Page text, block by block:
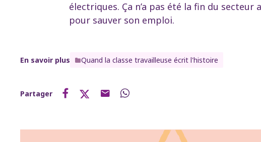
électriques. Ça n’a pas été la fin du
pour sauver son emploi.
En savoir plus Quand la classe travailleuse écrit l'histoire
Partager